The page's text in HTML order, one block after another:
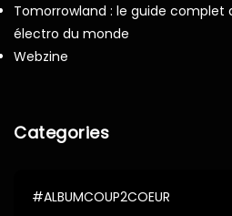
Tomorrowland : le guide complet
électro du monde
Webzine
Categories
#ALBUMCOUP2COEUR